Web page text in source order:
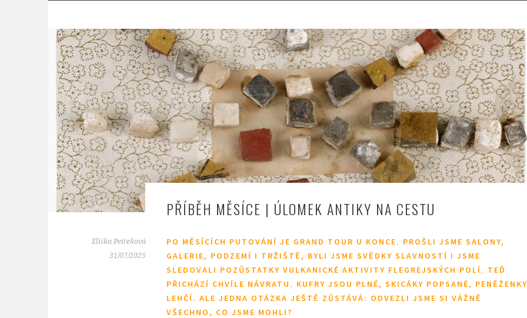
PŘÍBĚH MĚSÍCE | ÚLOMEK ANTIKY NA CESTU
Eliška Petřeková
31/07/2025
PO MĚSÍCÍCH PUTOVÁNÍ JE GRAND TOUR U KONCE. PROŠLI JSME SALONY,
GALERIE, PODZEMÍ I TRŽIŠTĚ, BYLI JSME SVĚDKY SLAVNOSTÍ I JSME
SLEDOVALI POZŮSTATKY VULKANICKÉ AKTIVITY FLEGREJSKÝCH POLÍ. TEĎ
PŘICHÁZÍ CHVÍLE NÁVRATU. KUFRY JSOU PLNÉ, SKICÁKY POPSANÉ, PENĚŽENKY
LEHČÍ. ALE JEDNA OTÁZKA JEŠTĚ ZŮSTÁVÁ: ODVEZLI JSME SI VÁŽNĚ
VŠECHNO, CO JSME MOHLI?